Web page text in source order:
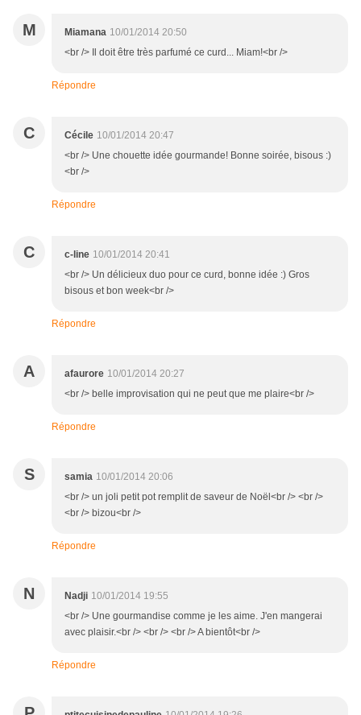
M Miamana 10/01/2014 20:50
<br /> Il doit être très parfumé ce curd... Miam!<br />
Répondre
C Cécile 10/01/2014 20:47
<br /> Une chouette idée gourmande! Bonne soirée, bisous :)
<br />
Répondre
C c-line 10/01/2014 20:41
<br /> Un délicieux duo pour ce curd, bonne idée :) Gros
bisous et bon week<br />
Répondre
A afaurore 10/01/2014 20:27
<br /> belle improvisation qui ne peut que me plaire<br />
Répondre
S samia 10/01/2014 20:06
<br /> un joli petit pot remplit de saveur de Noël<br /> <br />
<br /> bizou<br />
Répondre
N Nadji 10/01/2014 19:55
<br /> Une gourmandise comme je les aime. J'en mangerai
avec plaisir.<br /> <br /> <br /> A bientôt<br />
Répondre